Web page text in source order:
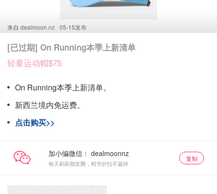
来自 dealmoon.nz 05-15发布
[已过期] On Running本季上新清单
轻量运动帽$75
On Running本季上新清单。
新西兰境内免运费。
点击购买>>
加小编微信：
每天刷刷朋友圈，精华折扣不漏掉
复制